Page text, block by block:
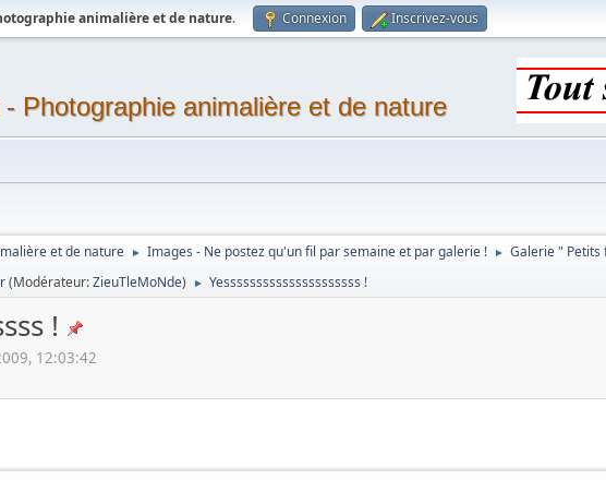
animalière et de nature. Connexion Inscrivez-vous
Photographie animalière et de nature
et de nature ► Images - Ne postez qu'un fil par semaine et par galerie ! ► Galerie " Petits
(Modérateur:ZieuTleMoNde) ► Yesssssssssssssssssssss !
!
12:03:42